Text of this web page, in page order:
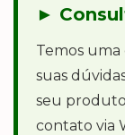
►
Temos
suas
seu
contato via